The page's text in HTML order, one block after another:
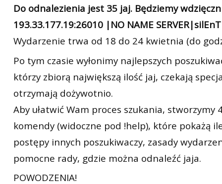
Do odnalezienia jest 35 jaj. Będziemy
193.33.177.19:26010 |NO NAME
Wydarzenie trwa od 18 do 24 kwietnia (do
Po tym czasie wyłonimy najlepszych
którzy zbiorą największą ilość jaj, czekają
otrzymają dożywotnio.
Aby ułatwić Wam proces szukania, stworzymy
komendy (widoczne pod !help), które pokażą
postępy innych poszukiwaczy, zasady
pomocne rady, gdzie można odnaleźć jaja.
POWODZENIA!